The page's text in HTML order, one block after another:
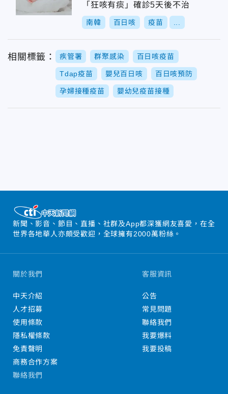
「狂咳有痰」確診5天後不治
南韓 百日咳 疫苗
相關標籤： 疾管署 群聚感染 百日咳疫苗
Tdap疫苗 嬰兒百日咳 百日咳預防
孕婦接種疫苗 嬰幼兒疫苗接種
新聞、影音、節目、直播、社群及App都深獲網友喜愛，在全
世界各地華人亦頗受歡迎，全球擁有2000萬粉絲。
關於我們
中天介紹
人才招募
使用條款
隱私權條款
免責聲明
商務合作方案
客服資訊
公告
常見問題
聯絡我們
我要爆料
我要投稿
聯絡我們